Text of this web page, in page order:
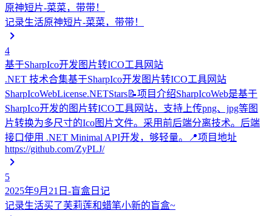
原神短片-菜菜，带带！
记录生活原神短片-菜菜，带带！
4
基于SharpIco开发图片转ICO工具网站
.NET 技术合集基于SharpIco开发图片转ICO工具网站
SharpIcoWebLicense.NETStars📝项目介绍SharpIcoWeb是基于
SharpIco开发的图片转ICO工具网站，支持上传png、jpg等图
片转换为多尺寸的Ico图片文件。采用前后端分离技术。后端
接口使用 .NET Minimal API开发，够轻量。📍项目地址
https://github.com/ZyPLJ/
5
2025年9月21日-盲盒日记
记录生活买了芙莉莲和蜡笔小新的盲盒~